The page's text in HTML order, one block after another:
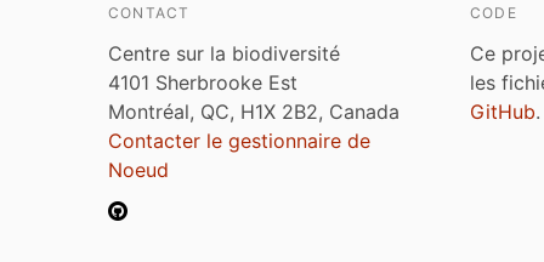
CONTACT
Centre sur la biodiversité
4101 Sherbrooke Est
Montréal, QC, H1X 2B2, Canada
Contacter le gestionnaire de
Noeud
CODE
Ce
les
GitHub.